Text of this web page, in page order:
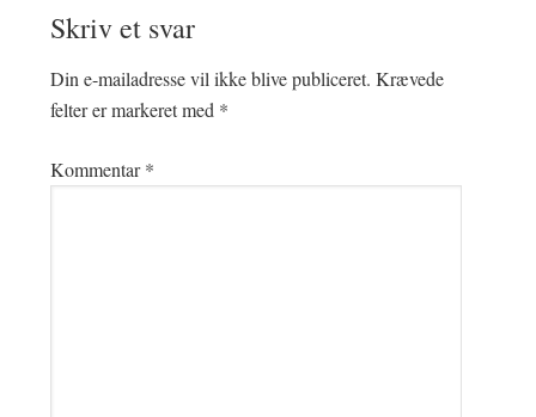
Skriv et svar
Din e-mailadresse vil ikke blive publiceret. Krævede
felter er markeret med *
Kommentar*